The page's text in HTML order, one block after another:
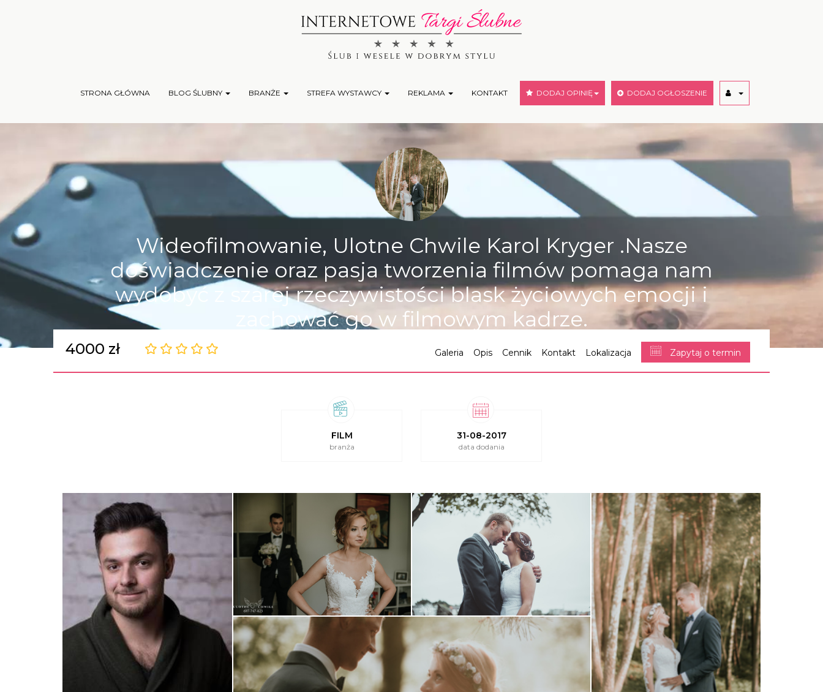
STRONA GŁÓWNA BLOG ŚLUBNY BRANŻE STREFA WYSTAWCY REKLAMA KONTAKT DODAJ OPINIĘ DODAJ OGŁOSZENIE
Wideofilmowanie, Ulotne Chwile Karol Kryger .Nasze
doświadczenie oraz pasja tworzenia filmów pomaga nam
wydobyć z szarej rzeczywistości blask życiowych emocji i
zachować go w filmowym kadrze.
4000 zł Galeria Opis Cennik Kontakt Lokalizacja Zapytaj o termin
FILM
branża
31-08-2017
data dodania